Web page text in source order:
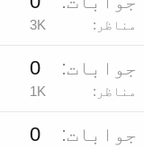
مناظر 3K
جوابات 0
مناظر 1K
جوابات 0